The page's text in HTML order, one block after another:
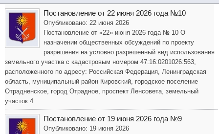
Постановление от 22 июня 2026 года №10
Опубликовано: 22 июня 2026
Постановление от «22» июня 2026 года № 10 О
назначении общественных обсуждений по проекту
разрешения на условно разрешенный вид использования
земельного участка с кадастровым номером 47:16:0201026:563,
расположенного по адресу: Российская Федерация, Ленинградская
область, муниципальный район Кировский, городское поселение
Отрадненское, город Отрадное, проспект Ленсовета, земельный
участок 4
Постановление от 19 июня 2026 года №9
Опубликовано: 19 июня 2026